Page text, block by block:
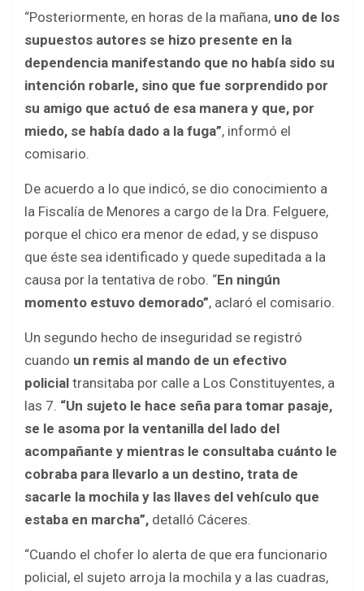
“Posteriormente, en horas de la mañana, uno de los
supuestos autores se hizo presente en la
dependencia manifestando que no había sido su
intención robarle, sino que fue sorprendido por
su amigo que actuó de esa manera y que, por
miedo, se había dado a la fuga”, informó el
comisario.
De acuerdo a lo que indicó, se dio conocimiento a
la Fiscalía de Menores a cargo de la Dra. Felguere,
porque el chico era menor de edad, y se dispuso
que éste sea identificado y quede supeditada a la
causa por la tentativa de robo. “En ningún
momento estuvo demorado”, aclaró el comisario.
Un segundo hecho de inseguridad se registró
cuando un remis al mando de un efectivo
policial transitaba por calle a Los Constituyentes, a
las 7. “Un sujeto le hace seña para tomar pasaje,
se le asoma por la ventanilla del lado del
acompañante y mientras le consultaba cuánto le
cobraba para llevarlo a un destino, trata de
sacarle la mochila y las llaves del vehículo que
estaba en marcha”, detalló Cáceres.
“Cuando el chofer lo alerta de que era funcionario
policial, el sujeto arroja la mochila y a las cuadras,